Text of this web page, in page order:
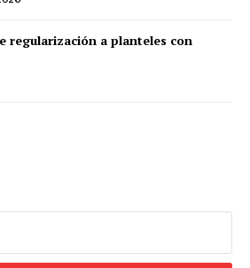
regularización a planteles con